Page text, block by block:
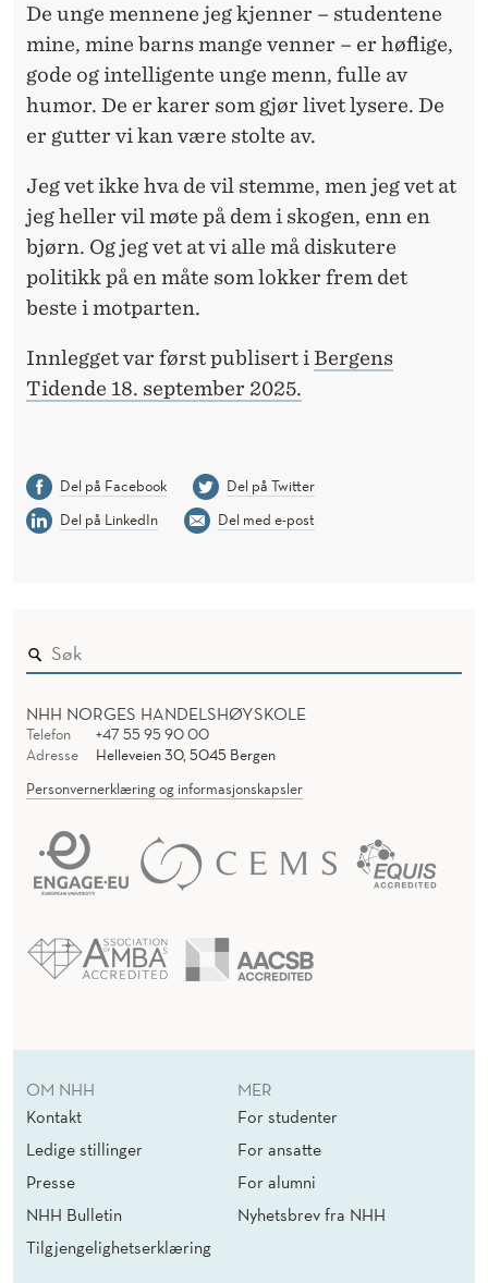
De unge mennene jeg kjenner – studentene
mine, mine barns mange venner – er høflige,
gode og intelligente unge menn, fulle av
humor. De er karer som gjør livet lysere. De
er gutter vi kan være stolte av.
Jeg vet ikke hva de vil stemme, men jeg vet at
jeg heller vil møte på dem i skogen, enn en
bjørn. Og jeg vet at vi alle må diskutere
politikk på en måte som lokker frem det
beste i motparten.
Innlegget var først publisert i Bergens
Tidende 18. september 2025.
Del på Facebook
Del på Twitter
Del på LinkedIn
Del med e-post
NHH NORGES HANDELSHØYSKOLE
Telefon
+47 55 95 90 00
Adresse
Helleveien 30, 5045 Bergen
Personvernerklæring og informasjonskapsler
OM NHH
Kontakt
Ledige stillinger
Presse
NHH Bulletin
Tilgjengelighetserklæring
MER
For studenter
For ansatte
For alumni
Nyhetsbrev fra NHH